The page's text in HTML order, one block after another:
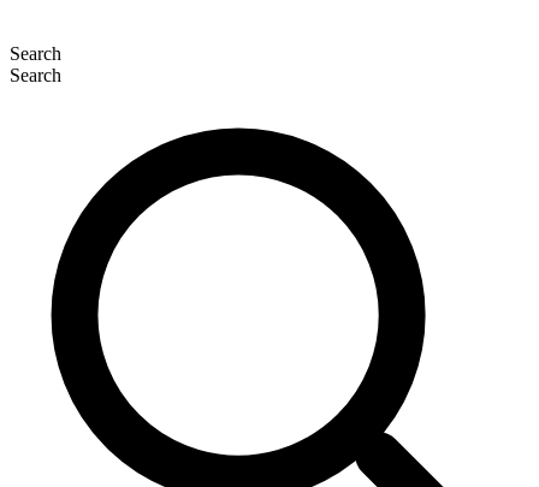
Search
Search